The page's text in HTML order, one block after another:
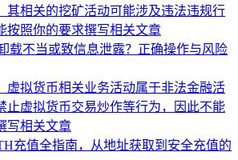
其相关的挖矿活动可能涉及违法违规行
按照你的要求撰写相关文章
载不当或致信息泄露？正确操作与风险
虚拟货币相关业务活动属于非法金融活
止虚拟货币交易炒作等行为，因此不能
写相关文章
充值全指南，从地址获取到安全充值的